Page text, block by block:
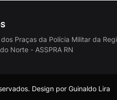
Praças da Polícia Militar da
Norte - ASSPRA RN
Design por Guinaldo Lira